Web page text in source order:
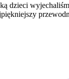
dzieci